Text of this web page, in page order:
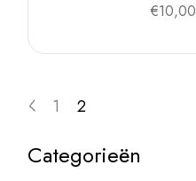
€10,00
1 2
Categorieën